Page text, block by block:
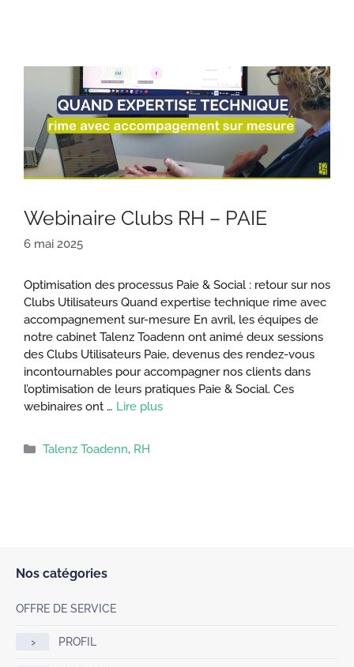
Webinaire Clubs RH – PAIE
6 mai 2025
Optimisation des processus Paie & Social : retour sur nos
Clubs Utilisateurs Quand expertise technique rime avec
accompagnement sur-mesure En avril, les équipes de
notre cabinet Talenz Toadenn ont animé deux sessions
des Clubs Utilisateurs Paie, devenus des rendez-vous
incontournables pour accompagner nos clients dans
l’optimisation de leurs pratiques Paie & Social. Ces
webinaires ont … Lire plus
Catégories
Talenz Toadenn, RH
Nos catégories
OFFRE DE SERVICE
PROFIL